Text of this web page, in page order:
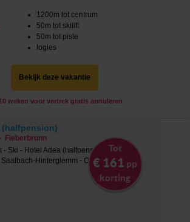
1200m tot centrum
50m tot skilift
50m tot piste
logies
Bekijk deze vakantie
weken voor vertrek gratis annuleren
(halfpension)
Fieberbrunn
Tot
€ 161 pp
korting